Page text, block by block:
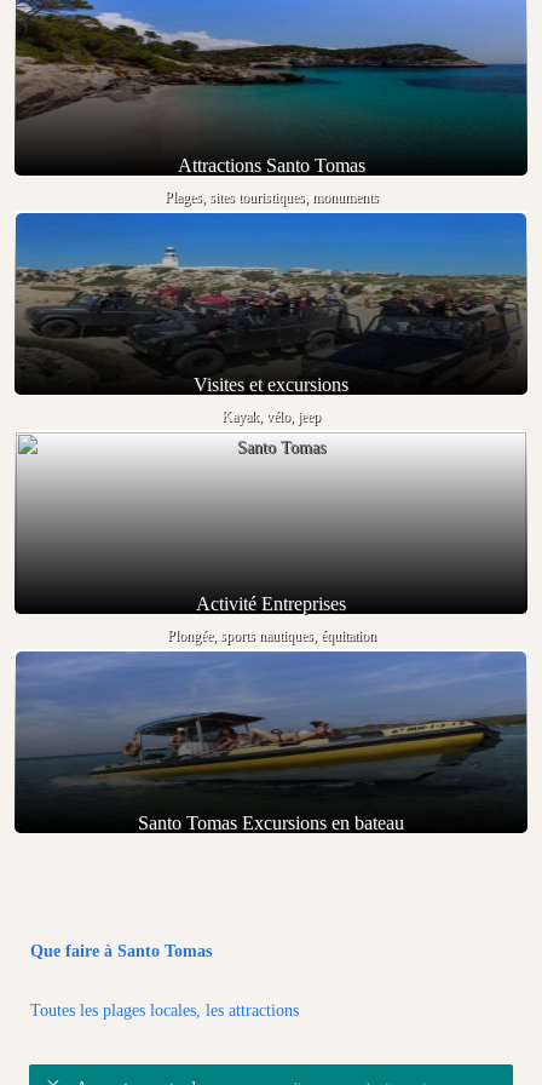
Attractions Santo Tomas
Plages, sites touristiques, monuments
Visites et excursions
Kayak, vélo, jeep
Activité Entreprises
Plongée, sports nautiques, équitation
Santo Tomas Excursions en bateau
Que faire à Santo Tomas
Toutes les plages locales, les attractions